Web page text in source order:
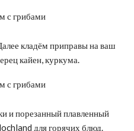
кладём приправы на ваш
кайен, куркума.
и порезанный плавленный
для горячих блюд.